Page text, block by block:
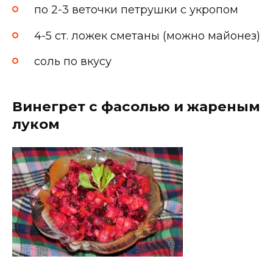
по 2-3 веточки петрушки с укропом
4-5 ст. ложек сметаны (можно майонез)
соль по вкусу
Винегрет с фасолью и жареным
луком